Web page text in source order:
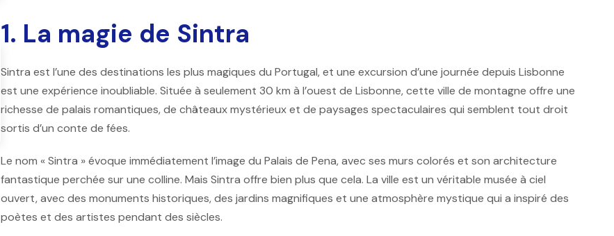
1. La magie de Sintra
Sintra est l’une des destinations les plus magiques du Portugal, et une excursion d’une journée depuis Lisbonne
est une expérience inoubliable. Située à seulement 30 km à l’ouest de Lisbonne, cette ville de montagne offre une
richesse de palais romantiques, de châteaux mystérieux et de paysages spectaculaires qui semblent tout droit
sortis d’un conte de fées.
Le nom « Sintra » évoque immédiatement l’image du Palais de Pena, avec ses murs colorés et son architecture
fantastique perchée sur une colline. Mais Sintra offre bien plus que cela. La ville est un véritable musée à ciel
ouvert, avec des monuments historiques, des jardins magnifiques et une atmosphère mystique qui a inspiré des
poètes et des artistes pendant des siècles.